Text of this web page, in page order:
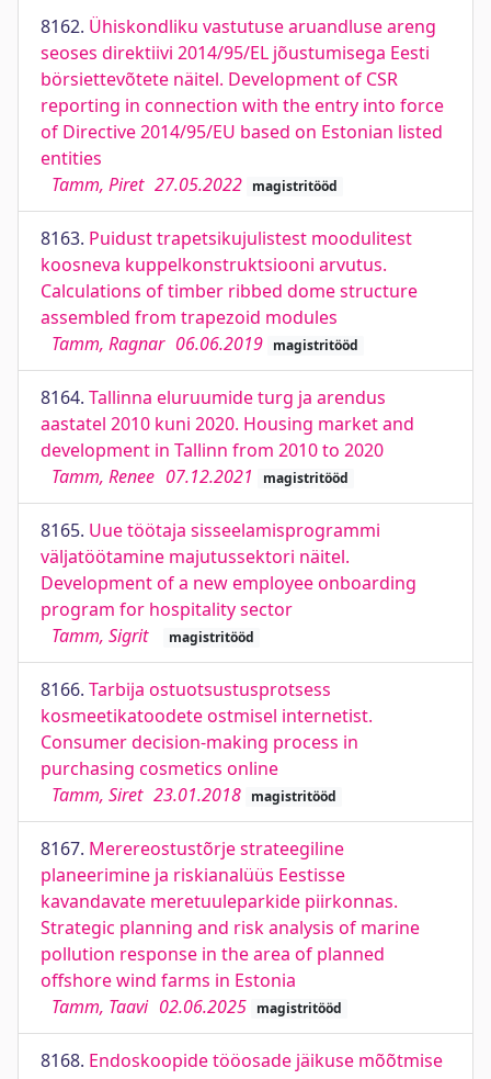
8162. Ühiskondliku vastutuse aruandluse areng
seoses direktiivi 2014/95/EL jõustumisega Eesti
börsiettevõtete näitel. Development of CSR
reporting in connection with the entry into force
of Directive 2014/95/EU based on Estonian listed
entities
Tamm, Piret 27.05.2022 magistritööd
8163. Puidust trapetsikujulistest moodulitest
koosneva kuppelkonstruktsiooni arvutus.
Calculations of timber ribbed dome structure
assembled from trapezoid modules
Tamm, Ragnar 06.06.2019 magistritööd
8164. Tallinna eluruumide turg ja arendus
aastatel 2010 kuni 2020. Housing market and
development in Tallinn from 2010 to 2020
Tamm, Renee 07.12.2021 magistritööd
8165. Uue töötaja sisseelamisprogrammi
väljatöötamine majutussektori näitel.
Development of a new employee onboarding
program for hospitality sector
Tamm, Sigrit
magistritööd
8166. Tarbija ostuotsustusprotsess
kosmeetikatoodete ostmisel internetist.
Consumer decision-making process in
purchasing cosmetics online
Tamm, Siret 23.01.2018 magistritööd
8167. Merereostustõrje strateegiline
planeerimine ja riskianalüüs Eestisse
kavandavate meretuuleparkide piirkonnas.
Strategic planning and risk analysis of marine
pollution response in the area of planned
offshore wind farms in Estonia
Tamm, Taavi 02.06.2025 magistritööd
8168. Endoskoopide tööosade jäikuse mõõtmise